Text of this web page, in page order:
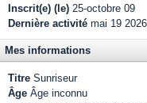
Inscrit(e) (le) 25-octobre 09
Dernière activité mai 19
Mes informations
Titre Sunriseur
Âge Âge inconnu